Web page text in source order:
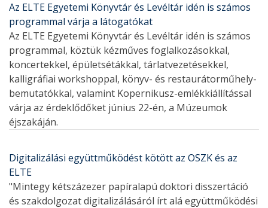
Az ELTE Egyetemi Könyvtár és Levéltár idén is számos
programmal várja a látogatókat
Az ELTE Egyetemi Könyvtár és Levéltár idén is számos
programmal, köztük kézműves foglalkozásokkal,
koncertekkel, épületsétákkal, tárlatvezetésekkel,
kalligráfiai workshoppal, könyv- és restaurátorműhely-
bemutatókkal, valamint Kopernikusz-emlékkiállítással
várja az érdeklődőket június 22-én, a Múzeumok
éjszakáján.
Digitalizálási együttműködést kötött az OSZK és az
ELTE
"Mintegy kétszázezer papíralapú doktori disszertáció
és szakdolgozat digitalizálásáról írt alá együttműködési